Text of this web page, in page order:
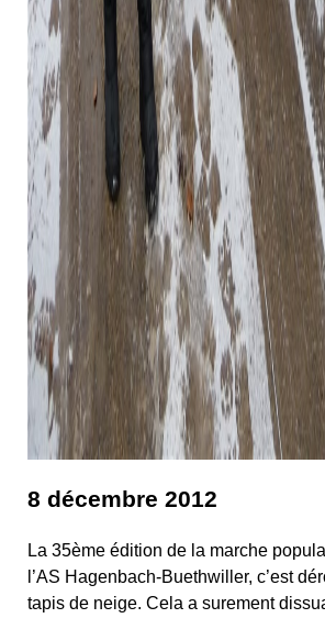
8 décembre 2012
La 35ème édition de la marche
l’AS Hagenbach-Buethwiller, c’est
tapis de neige. Cela a surement